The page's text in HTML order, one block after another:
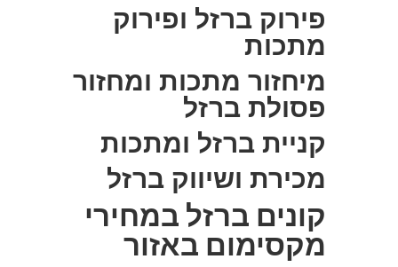
פירוק ברזל ופירוק
מתכות
מיחזור מתכות ומחזור
פסולת ברזל
קניית ברזל ומתכות
מכירת ושיווק ברזל
קונים ברזל במחירי
מקסימום באזור